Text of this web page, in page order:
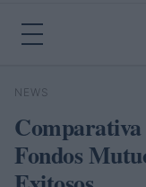
Buscar
NEWS
Fondos